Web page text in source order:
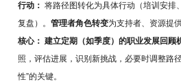
行动： 将路径图转化为具体行动（培训安排
复盘）。管理者角色转变为支持者、资源提
核心： 建立定期（如季度）的职业发展回顾
照，评估进展，识别新挑战，必要时调整路
性”的关键。